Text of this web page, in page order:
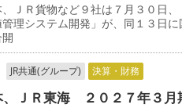
ＪＲ貨物など９社は７月３０日
理システム開発」が、同１３日
JR共通(グループ) 決算・財務
、ＪＲ東海 ２０２７年３